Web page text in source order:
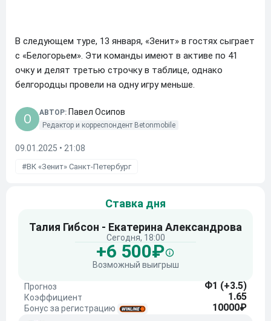
В следующем туре, 13 января, «Зенит» в гостях сыграет
с «Белогорьем». Эти команды имеют в активе по 41
очку и делят третью строчку в таблице, однако
белгородцы провели на одну игру меньше.
O АВТОР: Павел Осипов
Редактор и корреспондент Betonmobile
09.01.2025 • 21:08
ВК «Зенит» Санкт-Петербург
Ставка дня
Талия Гибсон - Екатерина Александрова
Сегодня, 18:00
+6 500₽
Возможный выигрыш
Прогноз Ф1 (+3.5)
Коэффициент 1.65
Бонус за регистрацию 10000₽